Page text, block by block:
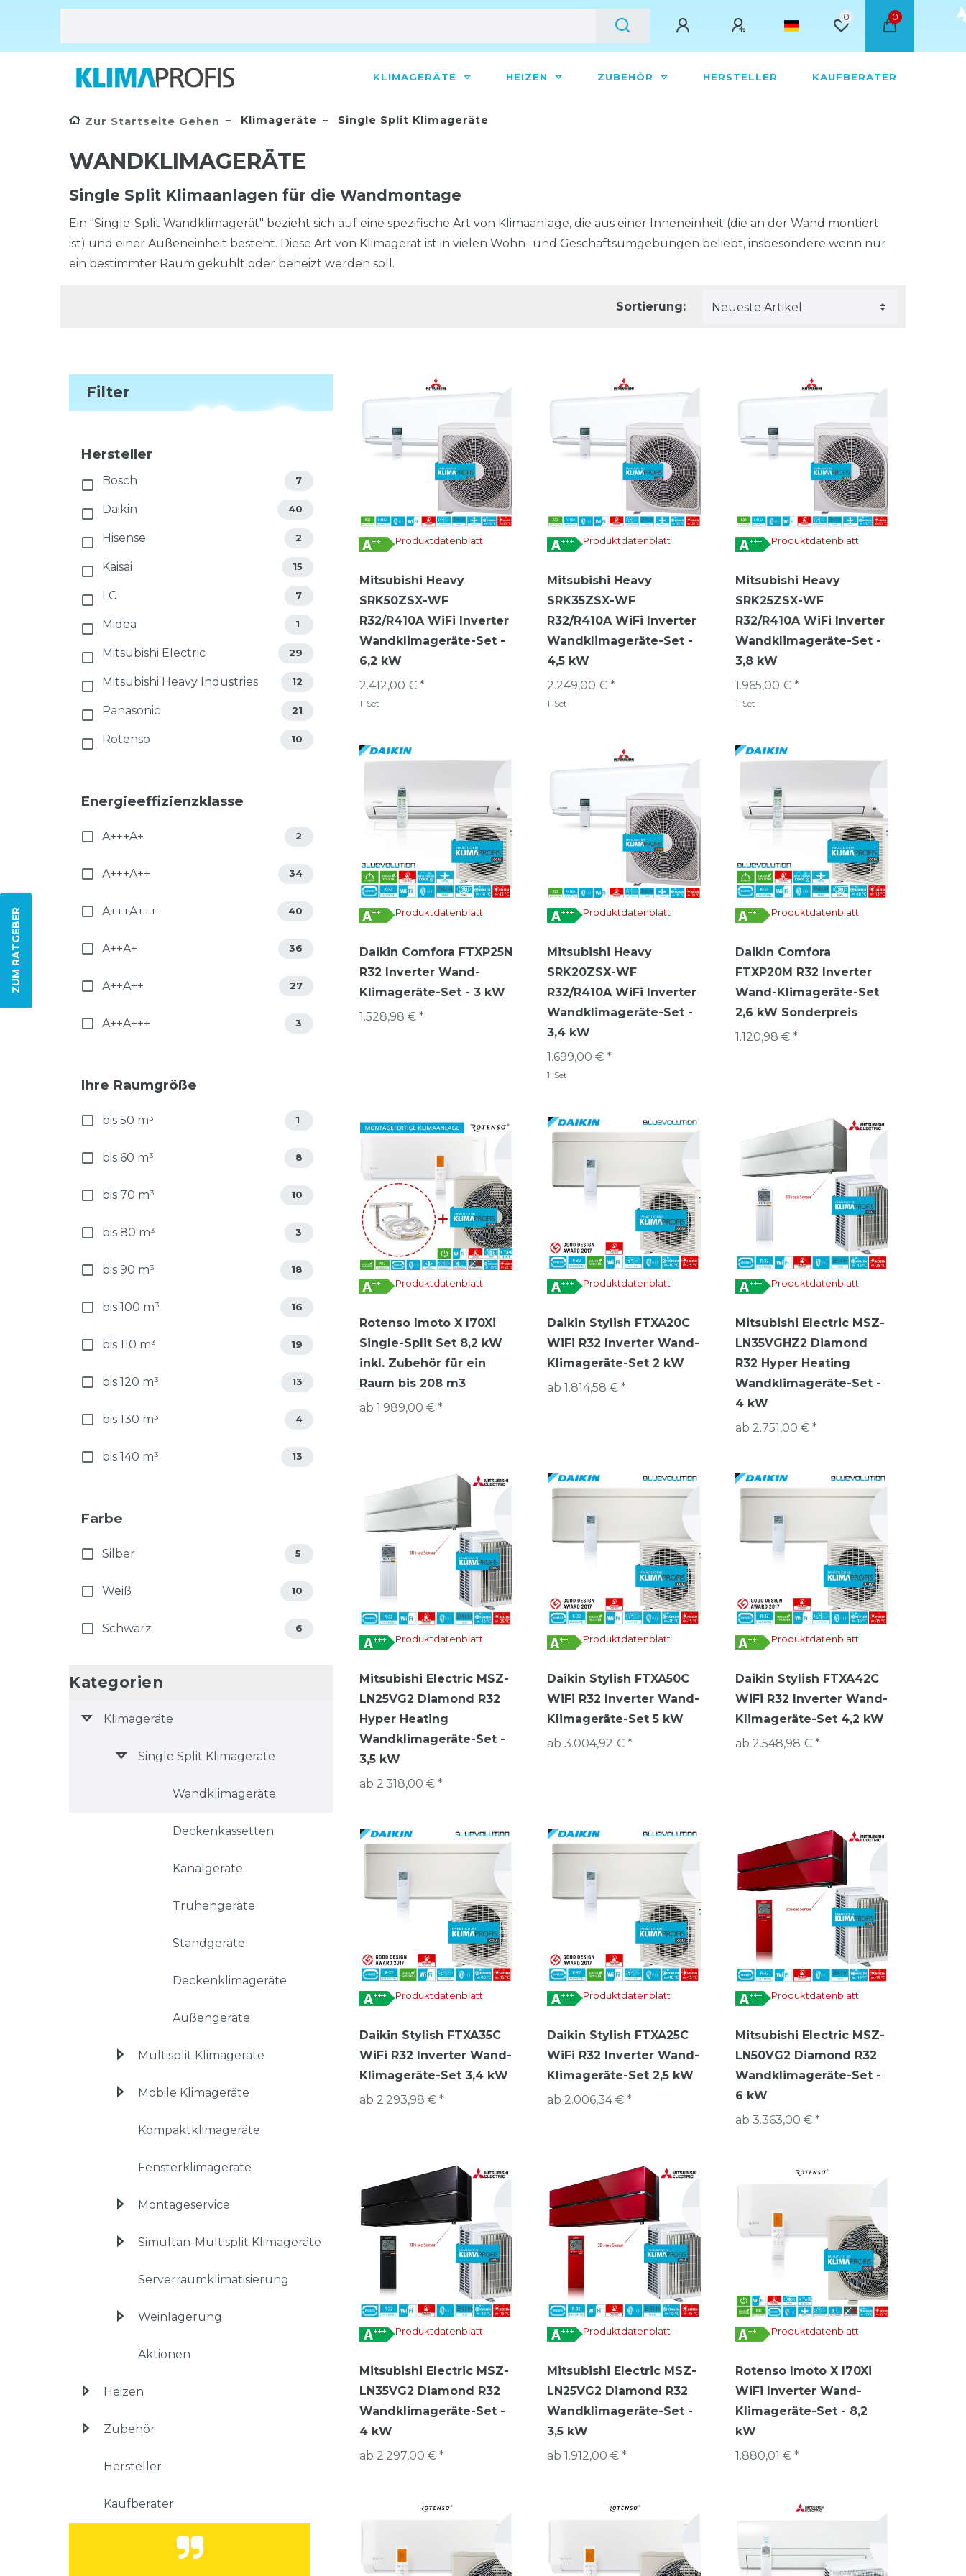
0 0
KLIMAGERÄTE HEIZEN ZUBEHÖR HERSTELLER KAUFBERATER
Zur Startseite Gehen Klimageräte Single Split Klimageräte
ZUM RATGEBER
WANDKLIMAGERÄTE
Single Split Klimaanlagen für die Wandmontage
Ein "Single-Split Wandklimagerät" bezieht sich auf eine spezifische Art von Klimaanlage, die aus einer Inneneinheit (die an der Wand montiert
ist) und einer Außeneinheit besteht. Diese Art von Klimagerät ist in vielen Wohn- und Geschäftsumgebungen beliebt, insbesondere wenn nur
ein bestimmter Raum gekühlt oder beheizt werden soll.
Sortierung:
Filter
Hersteller
Bosch 7
Daikin 40
Hisense 2
Kaisai 15
LG 7
Midea 1
Mitsubishi Electric 29
Mitsubishi Heavy Industries 12
Panasonic 21
Rotenso 10
Energieeffizienzklasse
A+++A+ 2
A+++A++ 34
A+++A+++ 40
A++A+ 36
A++A++ 27
A++A+++ 3
Ihre Raumgröße
bis 50 m³ 1
bis 60 m³ 8
bis 70 m³ 10
bis 80 m³ 3
bis 90 m³ 18
bis 100 m³ 16
bis 110 m³ 19
bis 120 m³ 13
bis 130 m³ 4
bis 140 m³ 13
Farbe
Silber 5
Weiß 10
Schwarz 6
Kategorien
Klimageräte
Single Split Klimageräte
Wandklimageräte
Deckenkassetten
Kanalgeräte
Truhengeräte
Standgeräte
Deckenklimageräte
Außengeräte
Multisplit Klimageräte
Mobile Klimageräte
Kompaktklimageräte
Fensterklimageräte
Montageservice
Simultan-Multisplit Klimageräte
Serverraumklimatisierung
Weinlagerung
Aktionen
Heizen
Zubehör
Hersteller
Kaufberater
Produktdatenblatt
Mitsubishi Heavy
SRK50ZSX-WF
R32/R410A WiFi Inverter
Wandklimageräte-Set -
6,2 kW
2.412,00 € *
1 Set
Produktdatenblatt
Mitsubishi Heavy
SRK35ZSX-WF
R32/R410A WiFi Inverter
Wandklimageräte-Set -
4,5 kW
2.249,00 € *
1 Set
Produktdatenblatt
Mitsubishi Heavy
SRK25ZSX-WF
R32/R410A WiFi Inverter
Wandklimageräte-Set -
3,8 kW
1.965,00 € *
1 Set
Produktdatenblatt
Daikin Comfora FTXP25N
R32 Inverter Wand-
Klimageräte-Set - 3 kW
1.528,98 € *
Produktdatenblatt
Mitsubishi Heavy
SRK20ZSX-WF
R32/R410A WiFi Inverter
Wandklimageräte-Set -
3,4 kW
1.699,00 € *
1 Set
Produktdatenblatt
Daikin Comfora
FTXP20M R32 Inverter
Wand-Klimageräte-Set
2,6 kW Sonderpreis
1.120,98 € *
Produktdatenblatt
Rotenso Imoto X I70Xi
Single-Split Set 8,2 kW
inkl. Zubehör für ein
Raum bis 208 m3
ab 1.989,00 € *
Produktdatenblatt
Daikin Stylish FTXA20C
WiFi R32 Inverter Wand-
Klimageräte-Set 2 kW
ab 1.814,58 € *
Produktdatenblatt
Mitsubishi Electric MSZ-
LN35VGHZ2 Diamond
R32 Hyper Heating
Wandklimageräte-Set -
4 kW
ab 2.751,00 € *
Produktdatenblatt
Mitsubishi Electric MSZ-
LN25VG2 Diamond R32
Hyper Heating
Wandklimageräte-Set -
3,5 kW
ab 2.318,00 € *
Produktdatenblatt
Daikin Stylish FTXA50C
WiFi R32 Inverter Wand-
Klimageräte-Set 5 kW
ab 3.004,92 € *
Produktdatenblatt
Daikin Stylish FTXA42C
WiFi R32 Inverter Wand-
Klimageräte-Set 4,2 kW
ab 2.548,98 € *
Produktdatenblatt
Daikin Stylish FTXA35C
WiFi R32 Inverter Wand-
Klimageräte-Set 3,4 kW
ab 2.293,98 € *
Produktdatenblatt
Daikin Stylish FTXA25C
WiFi R32 Inverter Wand-
Klimageräte-Set 2,5 kW
ab 2.006,34 € *
Produktdatenblatt
Mitsubishi Electric MSZ-
LN50VG2 Diamond R32
Wandklimageräte-Set -
6 kW
ab 3.363,00 € *
Produktdatenblatt
Mitsubishi Electric MSZ-
LN35VG2 Diamond R32
Wandklimageräte-Set -
4 kW
ab 2.297,00 € *
Produktdatenblatt
Mitsubishi Electric MSZ-
LN25VG2 Diamond R32
Wandklimageräte-Set -
3,5 kW
ab 1.912,00 € *
Produktdatenblatt
Rotenso Imoto X I70Xi
WiFi Inverter Wand-
Klimageräte-Set - 8,2
kW
1.880,01 € *